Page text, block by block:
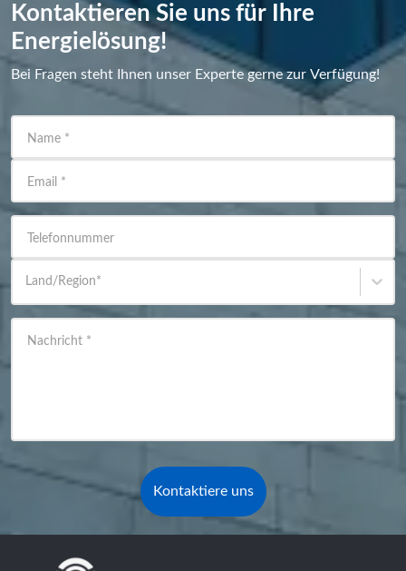
Kontaktieren Sie uns für Ihre
Energielösung!
Bei Fragen steht Ihnen unser Experte gerne zur Verfügung!
Name *
Email *
Telefonnummer
Land/Region*
Nachricht *
Kontaktiere uns